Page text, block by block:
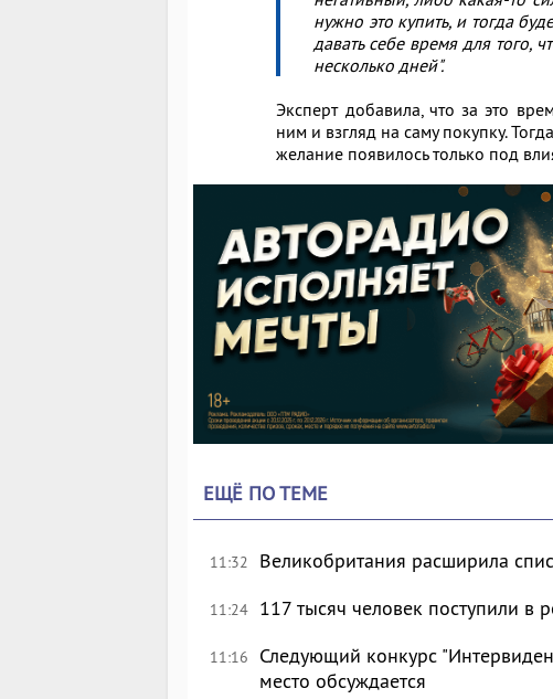
нужно это купить, и тогда
давать себе время для того,
несколько дней".
Эксперт добавила, что за это
ним и взгляд на саму покупку.
желание появилось только под
ЕЩЁ ПО ТЕМЕ
11:32 Великобритания расширила
11:24 117 тысяч человек поступили в
11:16
Следующий конкурс
место обсуждается